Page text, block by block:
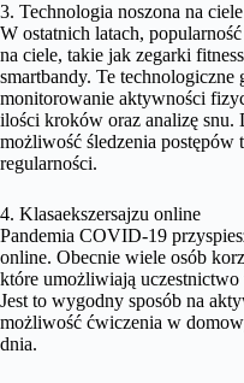
3. Technologia noszona na ciele
W ostatnich latach,
na ciele, takie jak zegarki
smartbandy. Te technologiczne
monitorowanie aktywności
ilości kroków oraz analizę
możliwość śledzenia
regularności.
4. Klasaekszersajzu online
Pandemia COVID-19
online. Obecnie wiele osób
które umożliwiają
Jest to wygodny sposób na
możliwość ćwiczenia w
dnia.